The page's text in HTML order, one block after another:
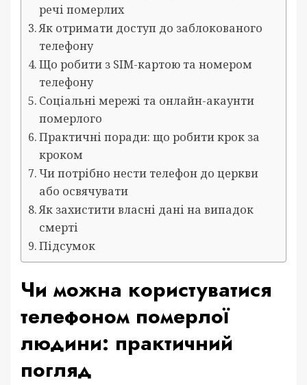
речі померлих
Як отримати доступ до заблокованого
телефону
Що робити з SIM-картою та номером
телефону
Соціальні мережі та онлайн-акаунти
померлого
Практичні поради: що робити крок за
кроком
Чи потрібно нести телефон до церкви
або освячувати
Як захистити власні дані на випадок
смерті
Підсумок
Чи можна користуватися
телефоном померлої
людини: практичний
погляд